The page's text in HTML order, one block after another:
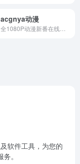
acgnya动漫
软件工具，为您的
。